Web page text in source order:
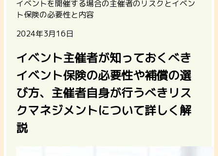
イベントを開催する場合の主催者のリスクとイベン
ト保険の必要性と内容
2024年3月16日
イベント主催者が知っておくべき
イベント保険の必要性や補償の選
び方、主催者自身が行うべきリス
クマネジメントについて詳しく解
説